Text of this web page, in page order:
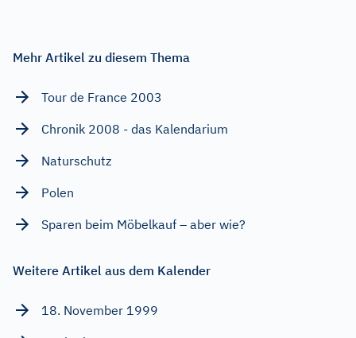
Mehr Artikel zu diesem Thema
Tour de France 2003
Chronik 2008 - das Kalendarium
Naturschutz
Polen
Sparen beim Möbelkauf – aber wie?
Weitere Artikel aus dem Kalender
18. November 1999